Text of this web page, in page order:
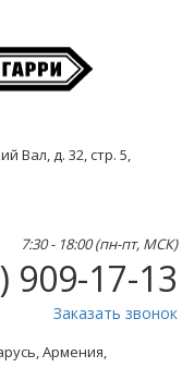
Вал, д. 32, стр. 5,
7:30 - 18:00 (пн-пт, МСК)
909-17-13
Заказать звонок
Армения,